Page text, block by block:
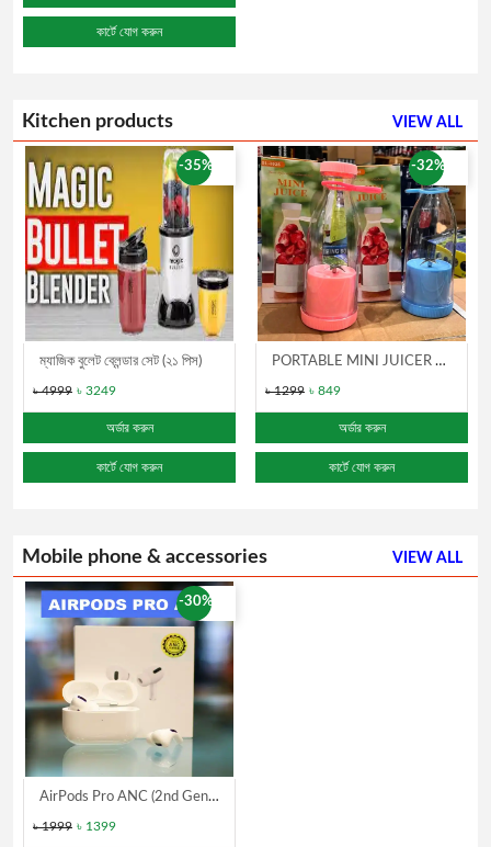
BARKAT
2
2
কার্টে যোগ করুন
Kitchen products VIEW ALL
-35%
ম্যাজিক বুলেট ব্লেন্ডার সেট (২১ পিস)
৳ 4999 ৳ 3249
অর্ডার করুন
কার্টে যোগ করুন
-32%
PORTABLE MINI JUICER BLENDER
৳ 1299 ৳ 849
অর্ডার করুন
কার্টে যোগ করুন
Mobile phone & accessories VIEW ALL
-30%
AirPods Pro ANC (2nd Generation) Dubai Version
৳ 1999 ৳ 1399